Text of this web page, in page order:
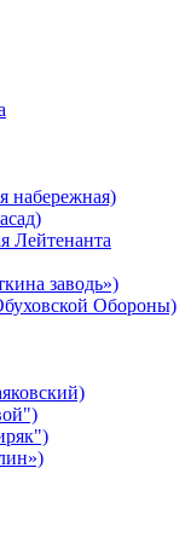
набережная)
Лейтенанта
заводь»)
Обороны)